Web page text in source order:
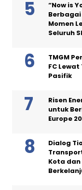
“Now is
Momen
Seluruh
TMGM
FC
Pasifik
Risen
untuk
Europe
Dialog
Kota